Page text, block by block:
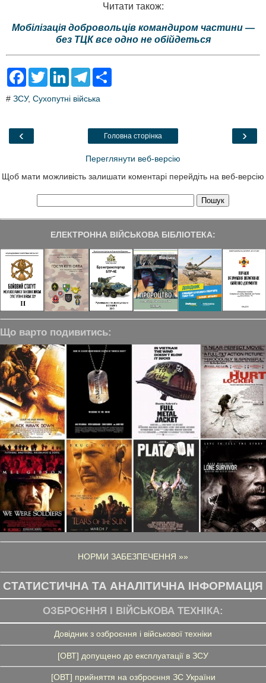
Читати також:
Мобілізація добровольців командиром частини —
без ТЦК все одно не обійдеться
F
e
o
T
t
L
k
T
e
a
# ЗСУ, Сухопутні війська
‹ ›
Головна сторінка
Переглянути веб-версію
Щоб мати можливість залишати коментарі перейдіть на веб-версію
ЕЛЕКТРОННА ВІЙСЬКОВА БІБЛІОТЕКА:
Що варто подивитись:
НОРМИ ЗАБЕЗПЕЧЕННЯ »»
СТАТИСТИЧНА ТА АНАЛІТИЧНА ІНФОРМАЦІЯ
ОЗБРОЄННЯ І ВІЙСЬКОВА ТЕХНІКА:
Довідник з озброєння і військової техніки
[ОВТ] допущено до експлуатації в ЗСУ
[ОВТ] прийняття на озброєння ЗС України